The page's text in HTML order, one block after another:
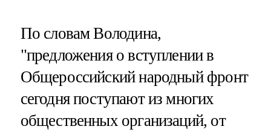
По словам Володина,
"предложения о вступлении в
Общероссийский народный фронт
сегодня поступают из многих
общественных организаций, от